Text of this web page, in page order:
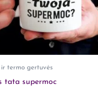
ir termo gertuvės
tata supermoc